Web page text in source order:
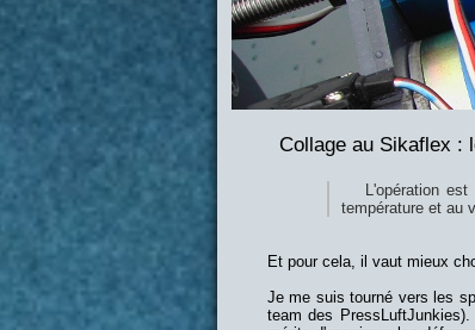
Collage au Sikaflex :
L'opération
température et au
Et pour cela, il vaut mieux
Je me suis tourné vers les
team des